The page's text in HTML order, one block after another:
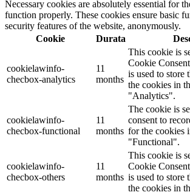
Necessary cookies are absolutely essential for
function properly. These cookies ensure basic
security features of the website, anonymously.
Cookie
Durata
cookielawinfo-
checbox-analytics
11
months
This cookie is
Cookie
is used to store
the cookies in
"Analytics".
cookielawinfo-
checbox-functional
11
months
The cookie is
consent to
for the cookies
"Functional".
cookielawinfo-
checbox-others
11
months
This cookie is
Cookie
is used to store
the cookies in